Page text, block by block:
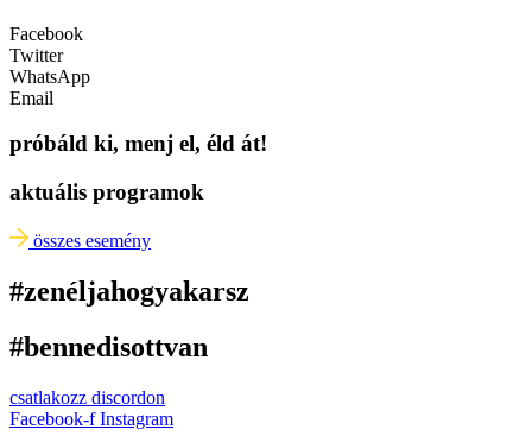
Facebook
Twitter
WhatsApp
Email
próbáld ki, menj el, éld át!
aktuális programok
összes esemény
#zenéljahogyakarsz
#bennedisottvan
csatlakozz discordon
Facebook-f Instagram